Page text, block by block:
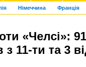
Німеччина Франція
«Челсі»:
11-ти та 3